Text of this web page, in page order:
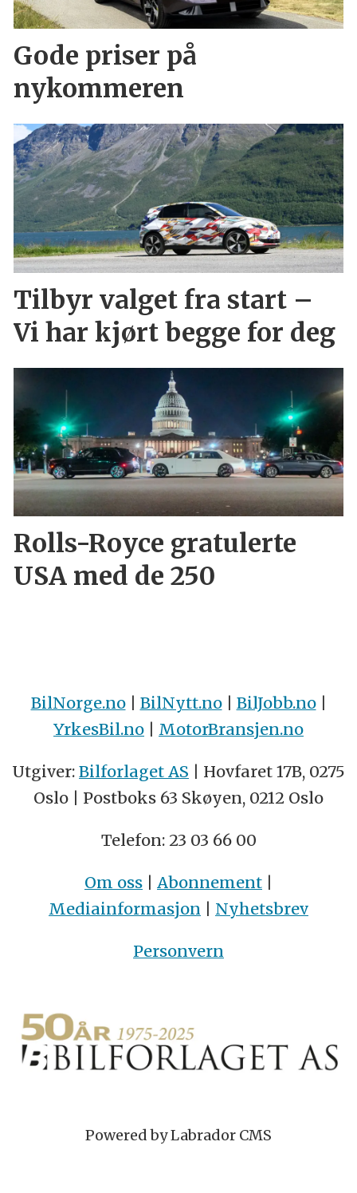
Gode priser på
nykommeren
Tilbyr valget fra start –
Vi har kjørt begge for deg
Rolls-Royce gratulerte
USA med de 250
BilNorge.no| BilNytt.no| BilJobb.no|
YrkesBil.no | MotorBransjen.no
Utgiver: Bilforlaget AS | Hovfaret 17B, 0275
Oslo | Postboks 63 Skøyen, 0212 Oslo
Telefon: 23 03 66 00
Om oss | Abonnement |
Mediainformasjon | Nyhetsbrev
Personvern
Powered by Labrador CMS